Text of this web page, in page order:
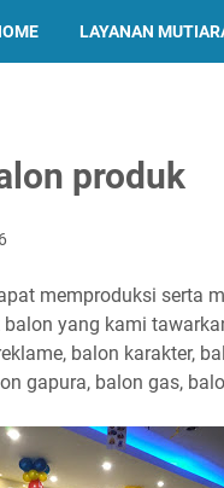
LAYANAN
produk
memproduksi serta
yang kami
balon karakter,
gapura, balon gas,